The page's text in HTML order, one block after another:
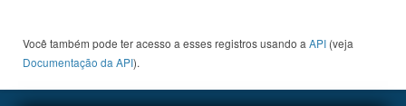
Você também pode ter acesso a esses registros usando a API (veja
Documentação da API).